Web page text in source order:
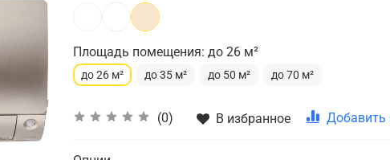
Площадь помещения: до 26 м²
до 26 м² до 35 м² до 50 м² до 70 м²
(0) В избранное Добавить